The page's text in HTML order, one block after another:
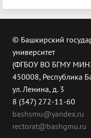
© Башкирский
университет
(ФГБОУ ВО БГМУ
450008, Республика
ул. Ленина, д. 3
8 (347) 272-11-60
bashsmu@yandex.ru
rectorat@bashgmu.ru